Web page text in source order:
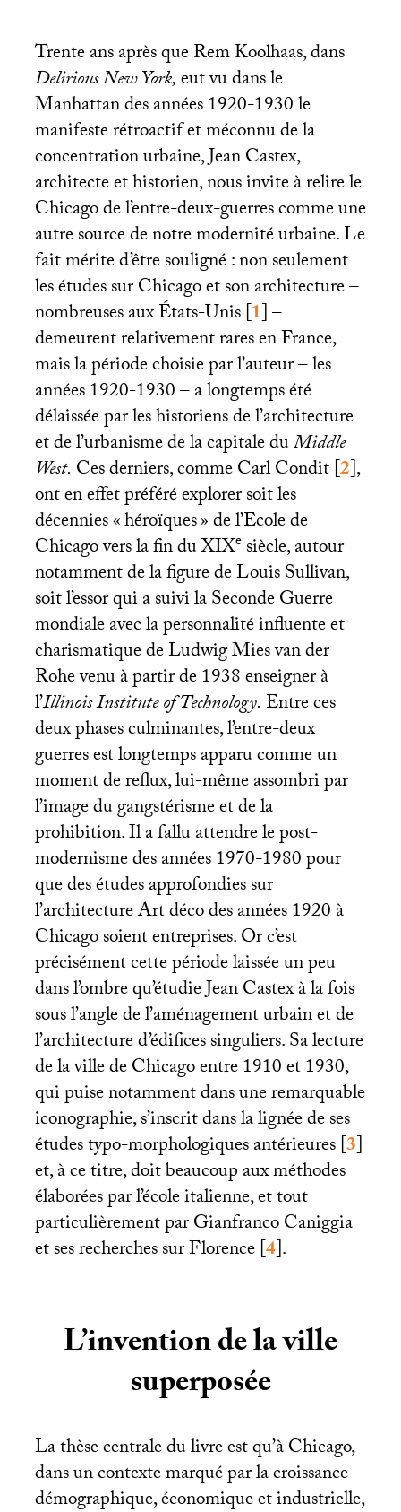
Trente ans après que Rem Koolhaas, dans
Delirious New York,eut vu dans le
Manhattan des années 1920-1930 le
manifeste rétroactif et méconnu de la
concentration urbaine, Jean Castex,
architecte et historien, nous invite à relire le
Chicago de l’entre-deux-guerres comme une
autre source de notre modernité urbaine. Le
fait mérite d’être souligné : non seulement
les études sur Chicago et son architecture –
nombreuses aux États-Unis[1]–
demeurent relativement rares en France,
mais la période choisie par l’auteur – les
années 1920-1930 – a longtemps été
délaissée par les historiens de l’architecture
et de l’urbanisme de la capitale duMiddle
West. Ces derniers, comme Carl Condit[2],
ont en effet préféré explorer soit les
décennies «héroïques» de l’Ecole de
Chicago vers la fin duXIXesiècle, autour
notamment de la figure de Louis Sullivan,
soit l’essor qui a suivi la Seconde Guerre
mondiale avec la personnalité influente et
charismatique de Ludwig Mies van der
Rohe venu à partir de 1938 enseigner à
l’Illinois Institute of Technology. Entre ces
deux phases culminantes, l’entre-deux
guerres est longtemps apparu comme un
moment de reflux, lui-même assombri par
l’image du gangstérisme et de la
prohibition. Il a fallu attendre le post-
modernisme des années 1970-1980 pour
que des études approfondies sur
l’architecture Art déco des années 1920 à
Chicago soient entreprises. Or c’est
précisément cette période laissée un peu
dans l’ombre qu’étudie Jean Castex à la fois
sous l’angle de l’aménagement urbain et de
l’architecture d’édifices singuliers. Sa lecture
de la ville de Chicago entre 1910 et 1930,
qui puise notamment dans une remarquable
iconographie, s’inscrit dans la lignée de ses
études typo-morphologiques antérieures[3]
et, à ce titre, doit beaucoup aux méthodes
élaborées par l’école italienne, et tout
particulièrement par Gianfranco Caniggia
et ses recherches sur Florence[4].
L’invention de la ville
superposée
La thèse centrale du livre est qu’à Chicago,
dans un contexte marqué par la croissance
démographique, économique et industrielle,